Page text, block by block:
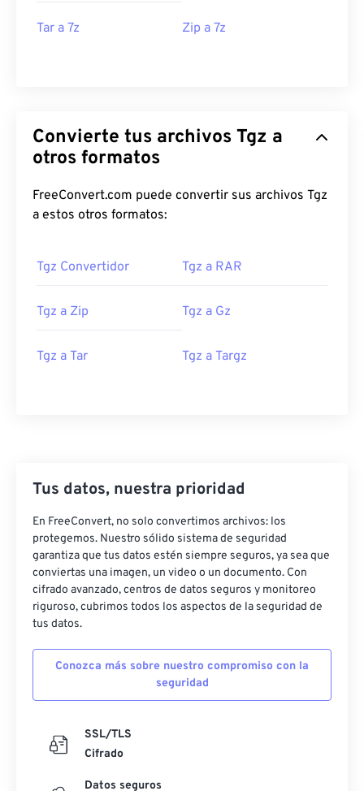
Tar a 7z Zip a 7z
Convierte tus archivos Tgz a
otros formatos
FreeConvert.com puede convertir sus archivos Tgz
a estos otros formatos:
Tgz Convertidor Tgz a RAR
Tgz a Zip Tgz a Gz
Tgz a Tar Tgz a Targz
Tus datos, nuestra prioridad
En FreeConvert, no solo convertimos archivos: los
protegemos. Nuestro sólido sistema de seguridad
garantiza que tus datos estén siempre seguros, ya sea que
conviertas una imagen, un video o un documento. Con
cifrado avanzado, centros de datos seguros y monitoreo
riguroso, cubrimos todos los aspectos de la seguridad de
tus datos.
Conozca más sobre nuestro compromiso con la
seguridad
SSL/TLS
Cifrado
Datos seguros